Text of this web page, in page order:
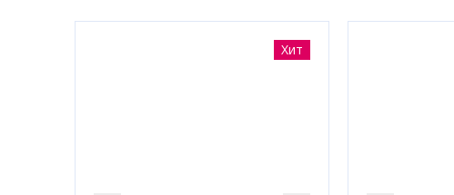
Хит